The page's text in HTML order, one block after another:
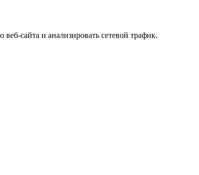
сайта и анализировать сетевой трафик.